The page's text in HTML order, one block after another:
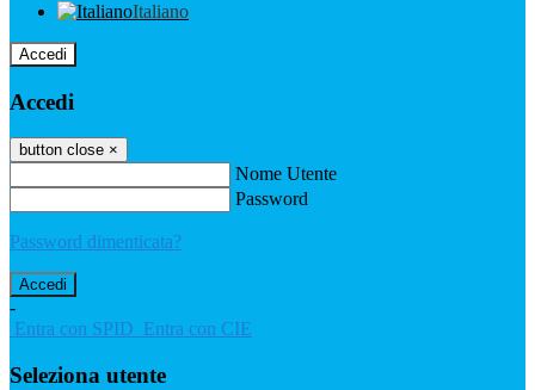
Italiano
Accedi
Accedi
button close ×
Nome Utente
Password
Password dimenticata?
-
Entra con SPID Entra con CIE
Seleziona utente